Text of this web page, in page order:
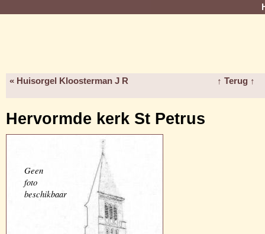
« Huisorgel Kloosterman J R ↑ Terug ↑
Hervormde kerk St Petrus
Geen
foto
beschikbaar